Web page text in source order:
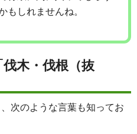
もしれませんね。
木・伐根（抜
次のような言葉も知ってお